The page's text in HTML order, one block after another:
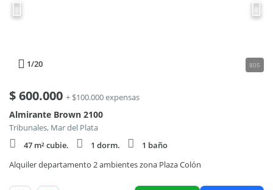
1/20 805
$600.000 + $100.000 expensas
Almirante Brown 2100
Tribunales, Mar del Plata
47 m² cubie.
1 dorm.
1 baño
Alquiler departamento 2 ambientes zona Plaza Colón